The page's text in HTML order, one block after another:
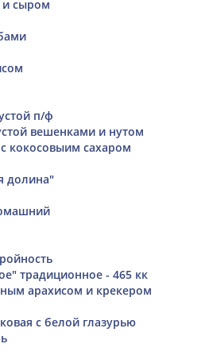
и сыром
п/ф
вешенками и нутом
кокосовыим сахаром
долина"
традиционное - 465 кк
арахисом и крекером
с белой глазурью